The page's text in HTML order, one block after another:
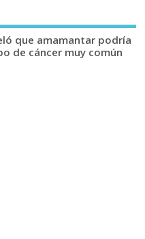
que amamantar podría
de cáncer muy común